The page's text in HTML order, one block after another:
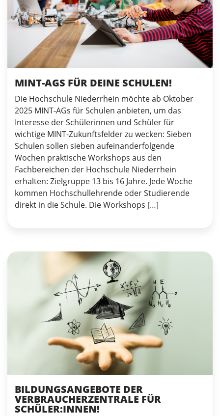
MINT-AGS FÜR DEINE SCHULEN!
Die Hochschule Niederrhein möchte ab Oktober
2025 MINT-AGs für Schulen anbieten, um das
Interesse der Schülerinnen und Schüler für
wichtige MINT-Zukunftsfelder zu wecken: Sieben
Schulen sollen sieben aufeinanderfolgende
Wochen praktische Workshops aus den
Fachbereichen der Hochschule Niederrhein
erhalten: Zielgruppe 13 bis 16 Jahre. Jede Woche
kommen Hochschullehrende oder Studierende
direkt in die Schule. Die Workshops […]
BILDUNGSANGEBOTE DER
VERBRAUCHERZENTRALE FÜR
SCHÜLER:INNEN!